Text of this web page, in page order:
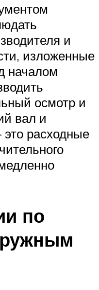
и
изложенные
началом
осмотр и
вал и
расходные
по